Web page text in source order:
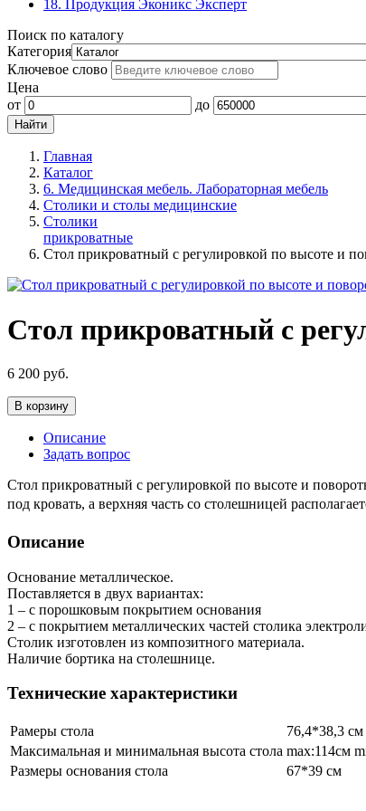
18. Продукция Эконикс Эксперт
Поиск по каталогу
Категория
Ключевое слово
Цена
от
до
Главная
Каталог
6. Медицинская мебель. Лабораторная мебель
Столики и столы медицинские
Столики
прикроватные
Стол прикроватный с регулировкой по высоте и
Стол прикроватный с
6 200 руб.
В корзину
Описание
Задать вопрос
Стол прикроватный с регулировкой по высоте и
под кровать, а верхняя часть со столешницей
Описание
Основание металлическое.
Поставляется в двух вариантах:
1 – с порошковым покрытием основания
2 – с покрытием металлических частей столика
Столик изготовлен из композитного материала.
Наличие бортика на столешнице.
Технические характеристики
Рамеры стола
76,4*38,3 см
Максимальная и минимальная высота стола max:114см
Размеры основания стола
67*39 см